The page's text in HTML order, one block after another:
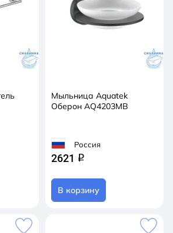
Мыльница Aquatek
Оберон AQ4203MB
Россия
2621 q
В корзину